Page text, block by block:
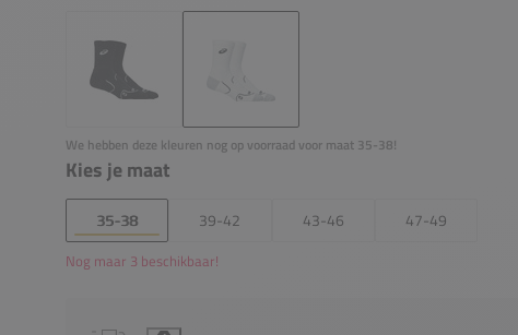
We hebben deze kleuren nog op voorraad voor maat 35-38!
Kies je maat
35-38 39-42 43-46 47-49
Nog maar 3 beschikbaar!